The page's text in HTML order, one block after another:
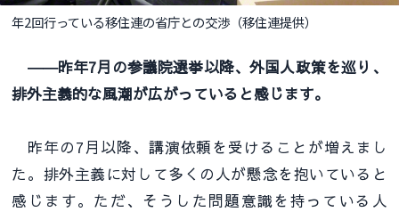
年2回行っている移住連の省庁との交渉（移住連提供）
――昨年7月の参議院選挙以降、外国人政策を巡り、
排外主義的な風潮が広がっていると感じます。
昨年の7月以降、講演依頼を受けることが増えまし
た。排外主義に対して多くの人が懸念を抱いていると
感じます。ただ、そうした問題意識を持っている人